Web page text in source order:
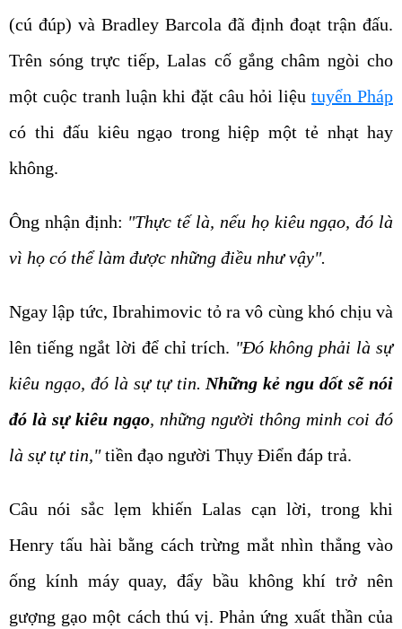
(cú đúp) và Bradley Barcola đã định đoạt trận đấu.
Trên sóng trực tiếp, Lalas cố gắng châm ngòi cho
một cuộc tranh luận khi đặt câu hỏi liệu tuyển Pháp
có thi đấu kiêu ngạo trong hiệp một tẻ nhạt hay
không.
Ông nhận định: "Thực tế là, nếu họ kiêu ngạo, đó là
vì họ có thể làm được những điều như vậy".
Ngay lập tức, Ibrahimovic tỏ ra vô cùng khó chịu và
lên tiếng ngắt lời để chỉ trích. "Đó không phải là sự
kiêu ngạo, đó là sự tự tin. Những kẻ ngu dốt sẽ nói
đó là sự kiêu ngạo, những người thông minh coi đó
là sự tự tin,"tiền đạo người Thụy Điển đáp trả.
Câu nói sắc lẹm khiến Lalas cạn lời, trong khi
Henry tấu hài bằng cách trừng mắt nhìn thẳng vào
ống kính máy quay, đẩy bầu không khí trở nên
gượng gạo một cách thú vị. Phản ứng xuất thần của